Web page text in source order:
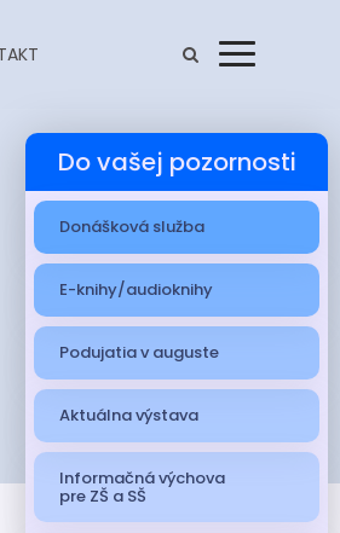
Do vašej pozornosti
Donášková služba
E-knihy/audioknihy
Podujatia v auguste
Aktuálna výstava
Informačná výchova
pre ZŠ a SŠ